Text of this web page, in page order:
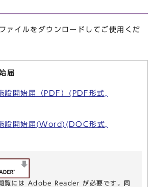
ァイルをダウンロードしてご使用くだ
届
設開始届（PDF）(PDF形式,
設開始届(Word)(DOC形式,
覧には Adobe Reader が必要です。同